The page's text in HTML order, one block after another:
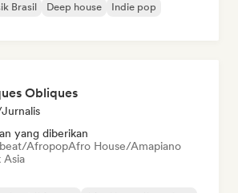
Brasil Deep house
Indie pop
Obliques
yang diberikan
AfropopAfro House/Amapiano
Asia